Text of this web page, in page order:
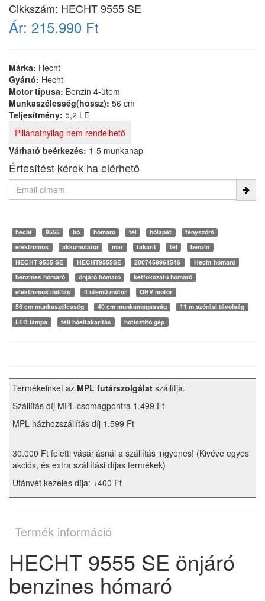
Cikkszám: HECHT 9555 SE
Ár: 215.990 Ft
Márka: Hecht
Gyártó: Hecht
Motor típusa: Benzin 4-ütem
Munkaszélesség(hossz): 56 cm
Teljesítmény: 5,2 LE
Pillanatnyilag nem rendelhető
Várható beérkezés: 1-5 munkanap
Értesítést kérek ha elérhető
hecht 9555 hó hómaró tél hólapát
fényszóró
elektromos
akkumulátor mar takarít tél
benzin
HECHT 9555 SE
HECHT9555SE 2007459961546
Hecht hómaró
benzines hómaró
önjáró hómaró
kétfokozatú hómaró
elektromos indítás
4 ütemű motor
OHV motor
56 cm munkaszélesség
40 cm munkamagasság
11 m szórási távolság
LED lámpa
téli hóeltakarítás hótisztító gép
Termékeinket az MPL futárszolgálat szállítja.
Szállítás díj MPL csomagpontra 1.499 Ft
MPL házhozszállítás díj 1.599 Ft
30.000 Ft feletti vásárlásnál a szállítás ingyenes! (Kivéve egyes
akciós, és extra szállítási díjas termékek)
Utánvét kezelés díja: +400 Ft
Termék információ
HECHT 9555 SE önjáró
benzines hómaró